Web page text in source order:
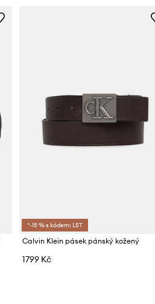
*-15 % s kódem: LST
Calvin Klein pásek pánský kožený
1799 Kč